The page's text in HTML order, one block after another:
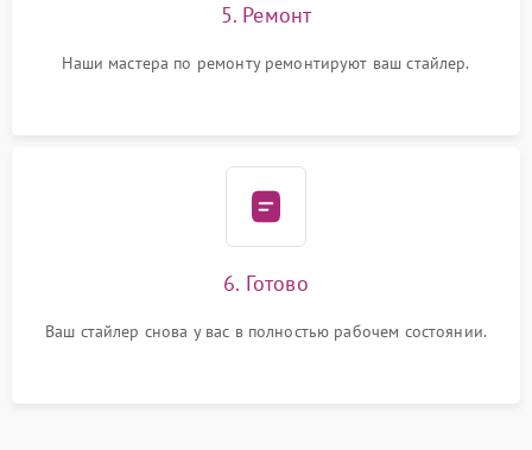
5. Ремонт
Наши мастера по ремонту ремонтируют ваш стайлер.
6. Готово
Ваш стайлер снова у вас в полностью рабочем состоянии.